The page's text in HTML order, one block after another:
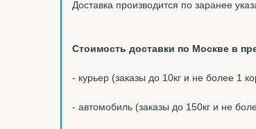
Доставка производится по заранее
Стоимость доставки по Москве в
- курьер (заказы до 10кг и не более 1
- автомобиль (заказы до 150кг и не